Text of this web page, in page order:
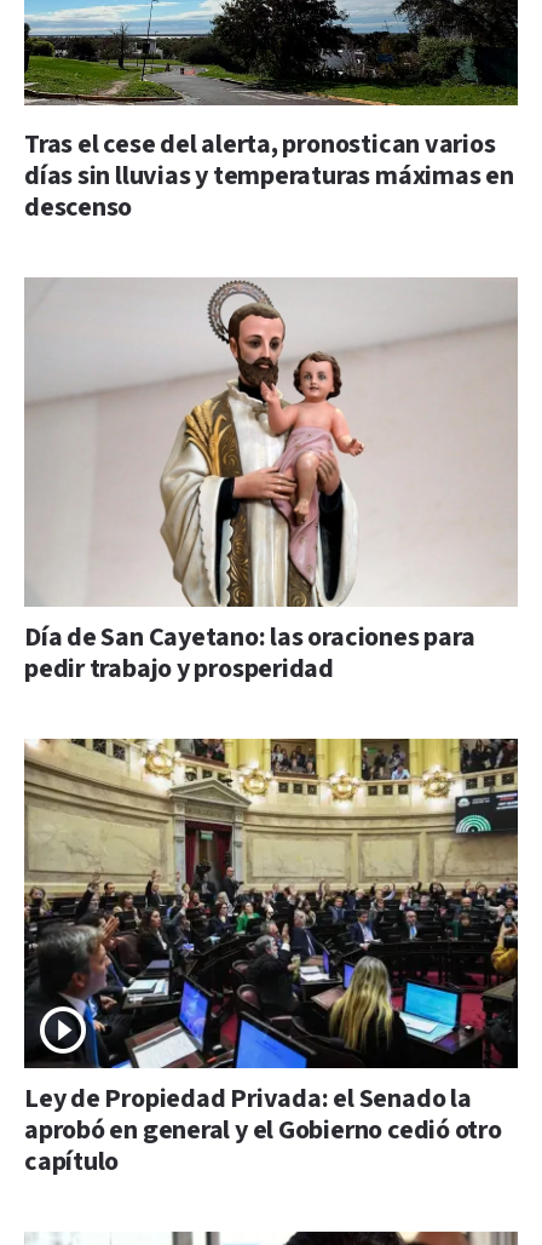
Tras el cese del alerta, pronostican varios
días sin lluvias y temperaturas máximas en
descenso
Día de San Cayetano: las oraciones para
pedir trabajo y prosperidad
Ley de Propiedad Privada: el Senado la
aprobó en general y el Gobierno cedió otro
capítulo